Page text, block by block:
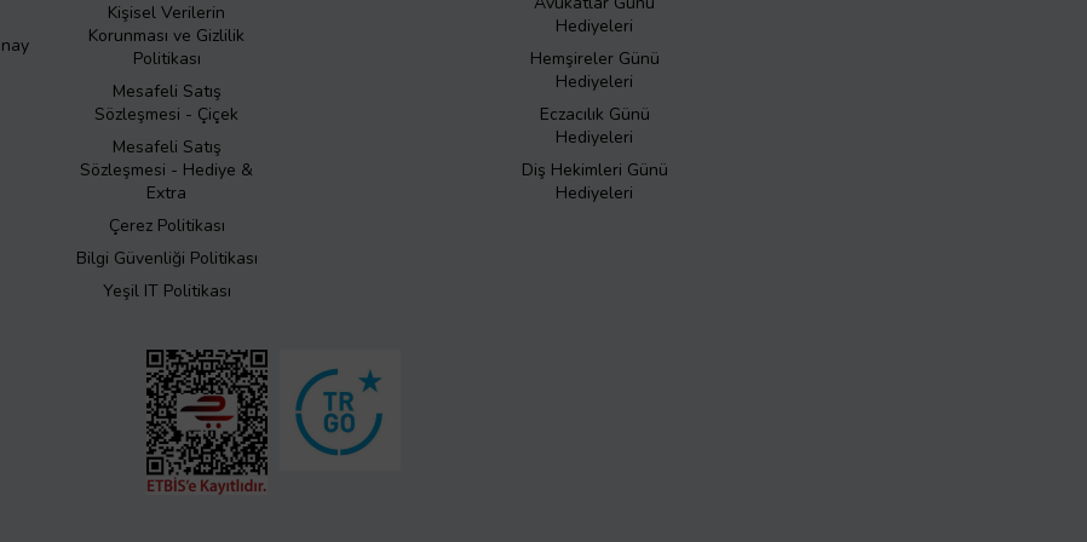
Kişisel Verilerin
Korunması ve Gizlilik
Politikası
Mesafeli Satış
Sözleşmesi - Çiçek
Mesafeli Satış
Sözleşmesi - Hediye &
Extra
Çerez Politikası
Bilgi Güvenliği Politikası
Yeşil IT Politikası
Hediyeleri
Hemşireler Günü
Hediyeleri
Eczacılık Günü
Hediyeleri
Diş Hekimleri Günü
Hediyeleri